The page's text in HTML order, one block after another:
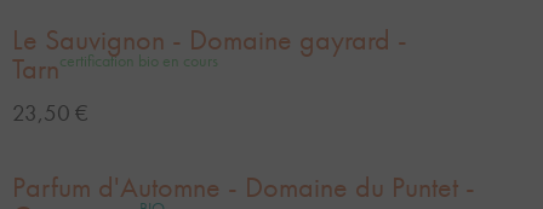
Le Sauvignon - Domaine gayrard -
Tarncertification bio en cours
23,50 €
Parfum d'Automne - Domaine du Puntet -